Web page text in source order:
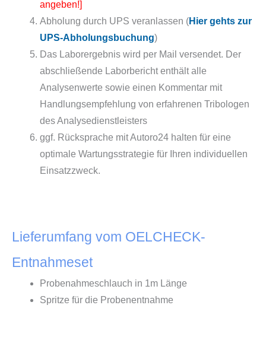
angeben!]
Abholung durch UPS veranlassen (Hier gehts zur
UPS-Abholungsbuchung)
Das Laborergebnis wird per Mail versendet. Der
abschließende Laborbericht enthält alle
Analysenwerte sowie einen Kommentar mit
Handlungsempfehlung von erfahrenen Tribologen
des Analysedienstleisters
ggf. Rücksprache mit Autoro24 halten für eine
optimale Wartungsstrategie für Ihren individuellen
Einsatzzweck.
Lieferumfang vom OELCHECK-
Entnahmeset
Probenahmeschlauch in 1m Länge
Spritze für die Probenentnahme